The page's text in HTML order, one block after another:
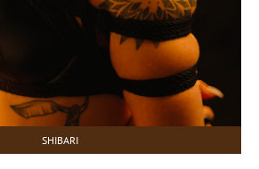
SHIBARI